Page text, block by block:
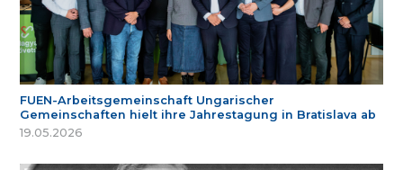
FUEN-Arbeitsgemeinschaft Ungarischer
Gemeinschaften hielt ihre Jahrestagung in Bratislava ab
19.05.2026